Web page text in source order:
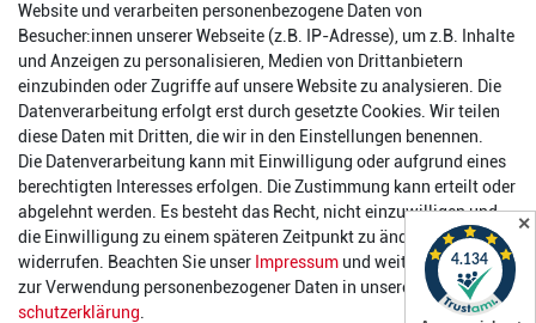
Reinhold-Ferger-Straße 26
order@2die4-sports.com
0 26 63/ 9 68 69 37
Öffnungszeiten
14:00 - 17:00 Uhr
Dienstag:
14:00 - 17:00 Uhr
Mittwoch:
14:00 - 17:00 Uhr
Donnerstag:
14:00 - 17:00 Uhr
14:00 - 19:00 Uhr
10:00 - 17:00 Uhr
Website und verarbeiten personenbezogene Daten von
Besucher:innen unserer Webseite (z.B. IP-Adresse), um z.B. Inhalte
und Anzeigen zu personalisieren, Medien von Drittanbietern
einzubinden oder Zugriffe auf unsere Website zu analysieren. Die
Datenverarbeitung erfolgt erst durch gesetzte Cookies. Wir teilen
diese Daten mit Dritten, die wir in den Einstellungen benennen.
Die Datenverarbeitung kann mit Einwilligung oder aufgrund eines
berechtigten Interesses erfolgen. Die Zustimmung kann erteilt oder
abgelehnt werden. Es besteht das Recht, nicht einzuwilligen und
die Einwilligung zu einem späteren Zeitpunkt zu ändern oder zu
widerrufen. Beachten Sie unser Impressum und weitere Hinweise
zur Verwendung personenbezogener Daten in unserer
Daten­
schutz­erklärung
✕